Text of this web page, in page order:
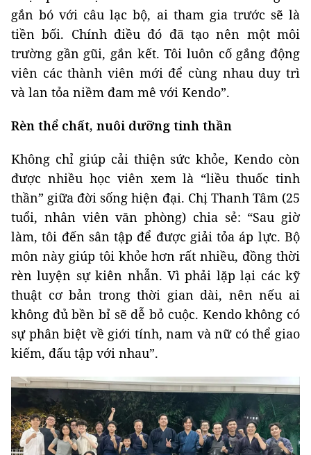
gắn bó với câu lạc bộ, ai tham gia trước sẽ là
tiền bối. Chính điều đó đã tạo nên một môi
trường gần gũi, gắn kết. Tôi luôn cố gắng động
viên các thành viên mới để cùng nhau duy trì
và lan tỏa niềm đam mê với Kendo”.
Rèn thể chất, nuôi dưỡng tinh thần
Không chỉ giúp cải thiện sức khỏe, Kendo còn
được nhiều học viên xem là “liều thuốc tinh
thần” giữa đời sống hiện đại. Chị Thanh Tâm (25
tuổi, nhân viên văn phòng) chia sẻ: “Sau giờ
làm, tôi đến sân tập để được giải tỏa áp lực. Bộ
môn này giúp tôi khỏe hơn rất nhiều, đồng thời
rèn luyện sự kiên nhẫn. Vì phải lặp lại các kỹ
thuật cơ bản trong thời gian dài, nên nếu ai
không đủ bền bỉ sẽ dễ bỏ cuộc. Kendo không có
sự phân biệt về giới tính, nam và nữ có thể giao
kiếm, đấu tập với nhau”.